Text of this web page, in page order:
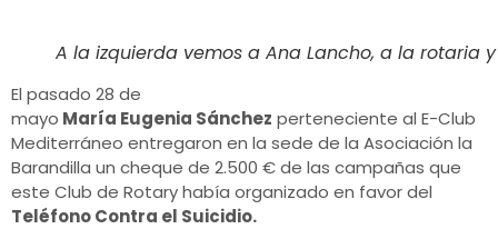
A la izquierda vemos a Ana Lancho, a la rotaria
El pasado 28 de
mayo María Eugenia Sánchez perteneciente al E-Club
Mediterráneo entregaron en la sede de la Asociación la
Barandilla un cheque de 2.500 € de las campañas que
este Club de Rotary había organizado en favor del
Teléfono Contra el Suicidio.